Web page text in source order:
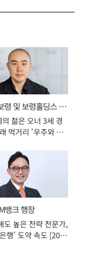
령 및 보령홀딩스 대
장젊은 오너 3세 경
먹거리 '우주와 헬
뱅크 행장
도 높은 전략 전문가,
행' 도약 속도 [2026